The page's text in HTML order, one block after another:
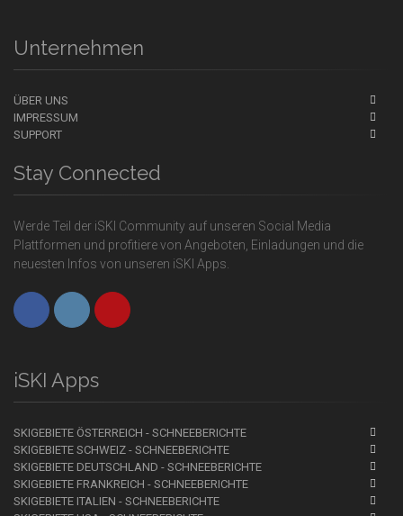
Unternehmen
ÜBER UNS
IMPRESSUM
SUPPORT
Stay Connected
Werde Teil der iSKI Community auf unseren Social Media
Plattformen und profitiere von Angeboten, Einladungen und die
neuesten Infos von unseren iSKI Apps.
iSKI Apps
SKIGEBIETE ÖSTERREICH - SCHNEEBERICHTE
SKIGEBIETE SCHWEIZ - SCHNEEBERICHTE
SKIGEBIETE DEUTSCHLAND - SCHNEEBERICHTE
SKIGEBIETE FRANKREICH - SCHNEEBERICHTE
SKIGEBIETE ITALIEN - SCHNEEBERICHTE